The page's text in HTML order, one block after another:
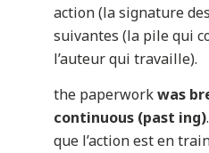
action (la signature
suivantes (la pile qui
l’auteur qui travaille).
the paperworkwas
continuous (past ing)
que l’action est en